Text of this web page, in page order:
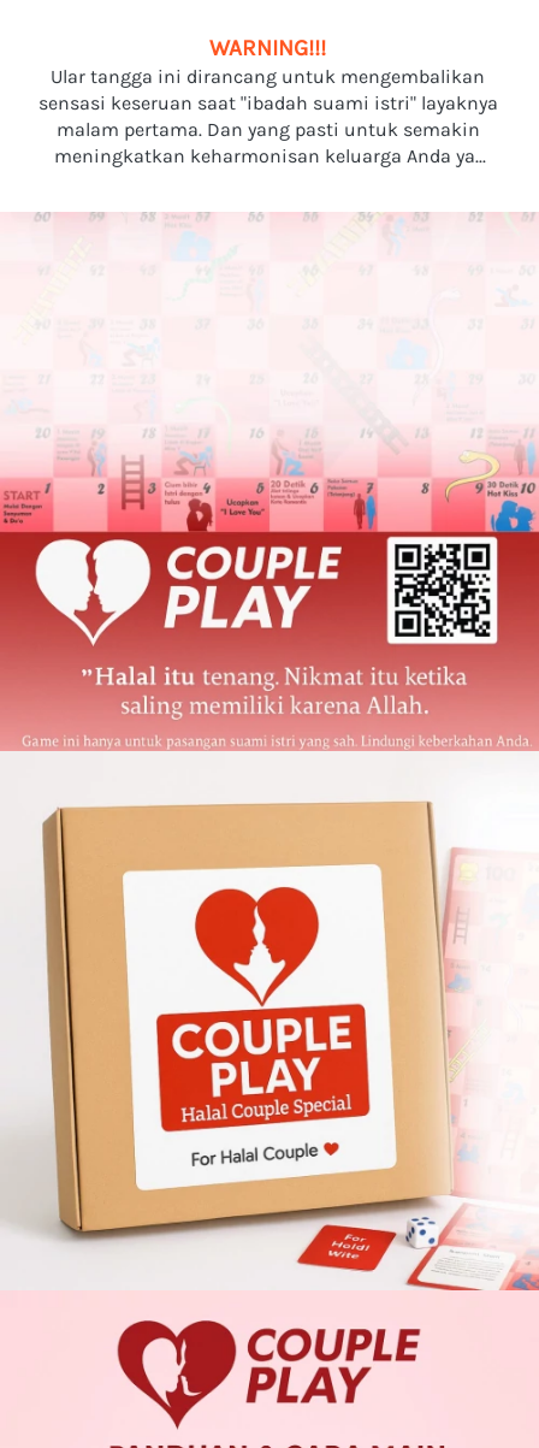
WARNING!!!
Ular tangga ini dirancang untuk mengembalikan
sensasi keseruan saat "ibadah suami istri" layaknya
malam pertama. Dan yang pasti untuk semakin
meningkatkan keharmonisan keluarga Anda ya...